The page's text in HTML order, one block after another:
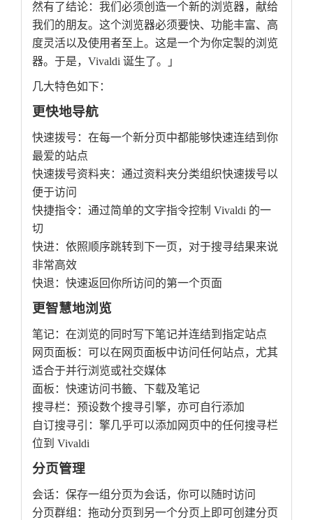
然有了结论：我们必须创造一个新的浏览器，献给
我们的朋友。这个浏览器必须要快、功能丰富、高
度灵活以及使用者至上。这是一个为你定製的浏览
器。于是，Vivaldi 诞生了。」
几大特色如下：
更快地导航
快速拨号：在每一个新分页中都能够快速连结到你
最爱的站点
快速拨号资料夹：通过资料夹分类组织快速拨号以
便于访问
快捷指令：通过简单的文字指令控制 Vivaldi 的一
切
快进：依照顺序跳转到下一页，对于搜寻结果来说
非常高效
快退：快速返回你所访问的第一个页面
更智慧地浏览
笔记：在浏览的同时写下笔记并连结到指定站点
网页面板：可以在网页面板中访问任何站点，尤其
适合于并行浏览或社交媒体
面板：快速访问书籤、下载及笔记
搜寻栏：预设数个搜寻引擎，亦可自行添加
自订搜寻引：擎几乎可以添加网页中的任何搜寻栏
位到 Vivaldi
分页管理
会话：保存一组分页为会话，你可以随时访问
分页群组：拖动分页到另一个分页上即可创建分页